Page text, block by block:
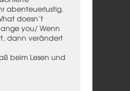
abenteuerlustig.
doesn´t
you/ Wenn
dann verändert
beim Lesen und